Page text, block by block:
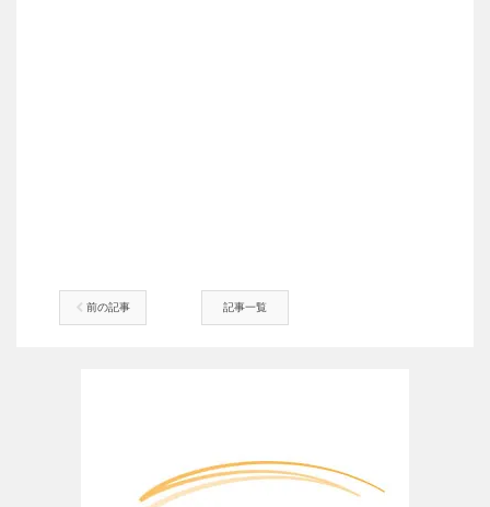
前の記事 記事一覧